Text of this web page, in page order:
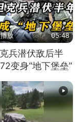
放 05:48
兵潜伏敌后半
变身“地下堡垒”